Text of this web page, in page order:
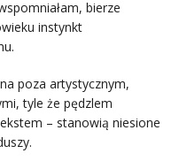
bierze
instynkt
poza artystycznym,
tyle że pędzlem
– stanowią niesione